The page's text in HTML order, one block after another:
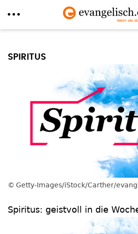
Inhalt
SPIRITUS
Getty-Images/iStock/Carther/
Spiritus: geistvoll in die